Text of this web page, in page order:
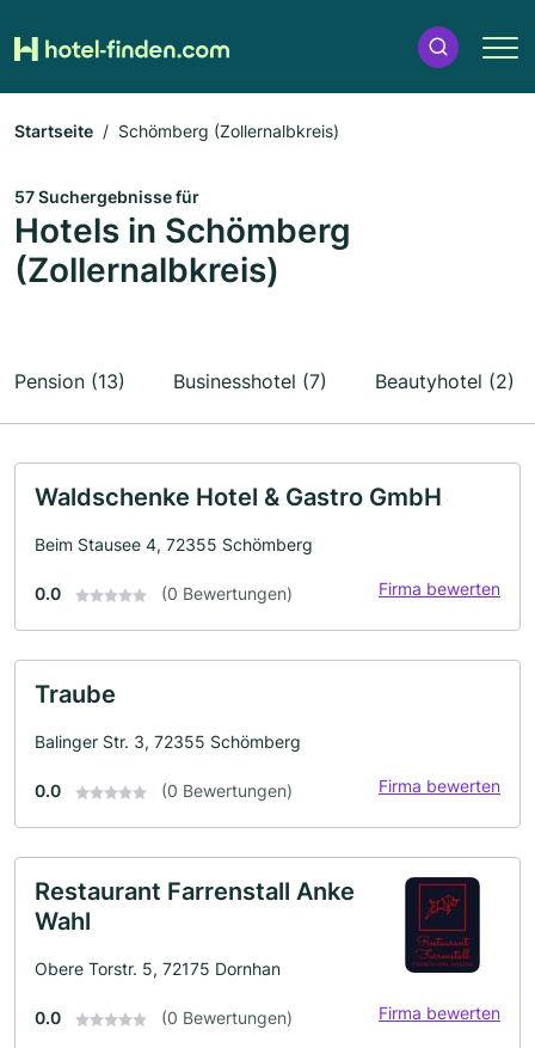
Startseite Schömberg (Zollernalbkreis)
57 Suchergebnisse für
Hotels in Schömberg
(Zollernalbkreis)
Pension (13) Businesshotel (7) Beautyhotel (2)
Waldschenke Hotel & Gastro GmbH
Beim Stausee 4, 72355 Schömberg
0.0 (0 Bewertungen) Firma bewerten
Traube
Balinger Str. 3, 72355 Schömberg
0.0 (0 Bewertungen) Firma bewerten
Restaurant Farrenstall Anke
Wahl
Obere Torstr. 5, 72175 Dornhan
0.0 (0 Bewertungen) Firma bewerten